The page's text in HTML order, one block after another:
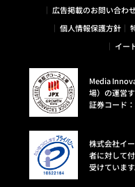
広告掲載のお問い合わ
個人情報保護方針
イー
Media
場）の運営
証券コード
株式会社イ
者に対して
受けています